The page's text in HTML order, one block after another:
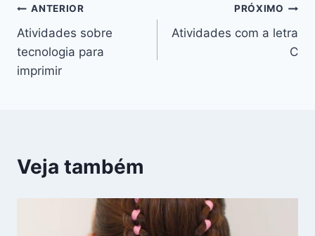
Navegação
de
Post
ANTERIOR
Atividades sobre
tecnologia para
imprimir
PRÓXIMO
Atividades com a letra
C
Veja também